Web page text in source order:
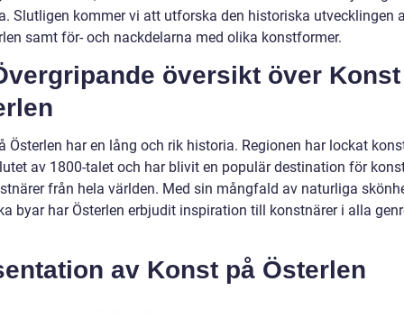
Slutligen kommer vi att utforska den historiska utvecklingen
samt för- och nackdelarna med olika konstformer.
översikt över
Österlen har en lång och rik historia. Regionen har lockat
av 1800-talet och har blivit en populär destination för
från hela världen. Med sin mångfald av naturliga
byar har Österlen erbjudit inspiration till konstnärer i alla
av Konst på Österlen